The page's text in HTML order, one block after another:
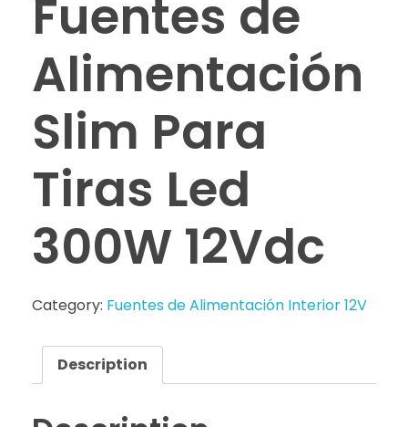
Fuentes de
Alimentación
Slim Para
Tiras Led
300W 12Vdc
Category: Fuentes de Alimentación Interior 12V
Description